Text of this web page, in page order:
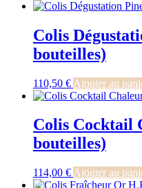
Colis
bouteilles)
110,50 € Ajouter au
Colis Cocktail
bouteilles)
114,00 € Ajouter au